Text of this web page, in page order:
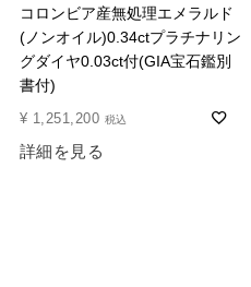
コロンビア産無処理エメラルド
(ノンオイル)0.34ctプラチナリン
グダイヤ0.03ct付(GIA宝石鑑別
書付)
¥ 1,251,200 税込
詳細を見る